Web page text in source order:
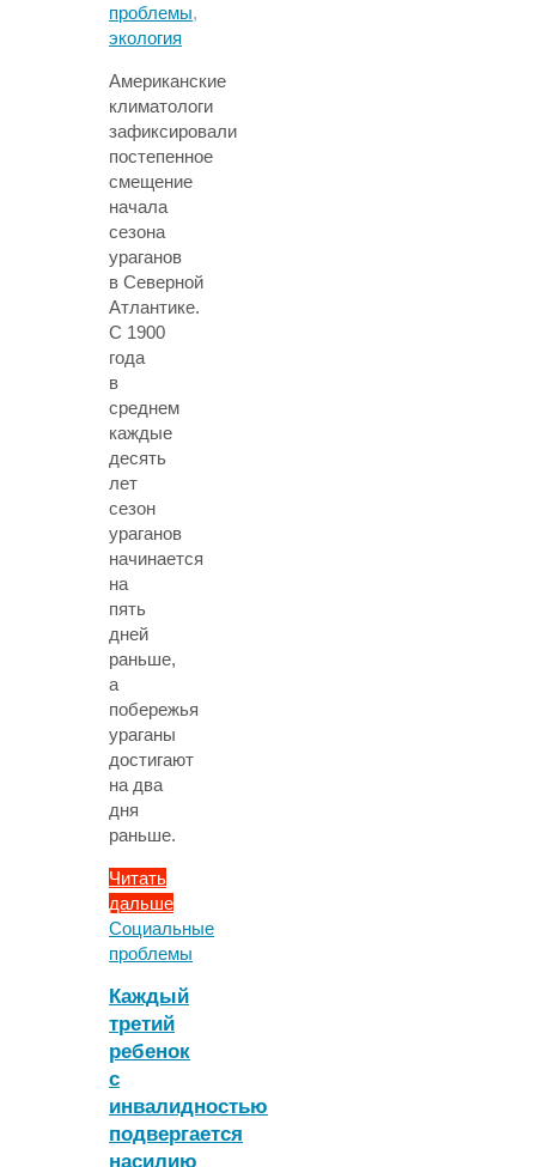
проблемы,
экология
Американские
климатологи
зафиксировали
постепенное
смещение
начала
сезона
ураганов
в Северной
Атлантике.
С 1900
года
в
среднем
каждые
десять
лет
сезон
ураганов
начинается
на
пять
дней
раньше,
а
побережья
ураганы
достигают
на два
дня
раньше.
Читать
дальше
"Из-
за
океана
сезон
ураганов
в
Северной
Атлантике
стал
Социальные
проблемы
Каждый
третий
ребенок
с
инвалидностью
подвергается
насилию